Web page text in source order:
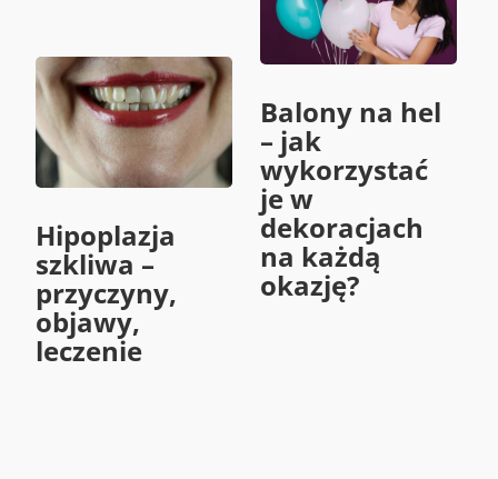
Hipoplazja
szkliwa –
przyczyny,
objawy,
leczenie
Balony na hel
– jak
wykorzystać
je w
dekoracjach
na każdą
okazję?